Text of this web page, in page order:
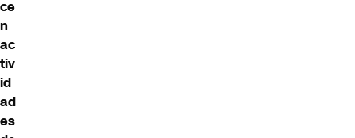
ce
n
ac
tiv
id
ad
es